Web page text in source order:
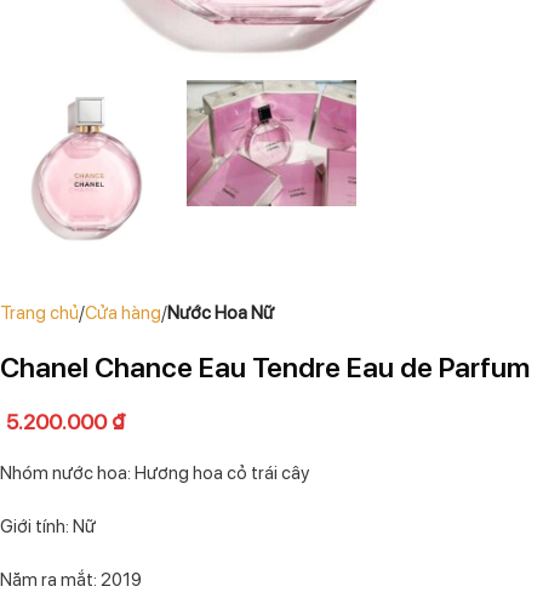
Trang chủ Cửa hàng Nước Hoa Nữ
Chanel Chance Eau Tendre Eau de Parfum
5.200.000₫
Nhóm nước hoa: Hương hoa cỏ trái cây
Giới tính: Nữ
Năm ra mắt: 2019